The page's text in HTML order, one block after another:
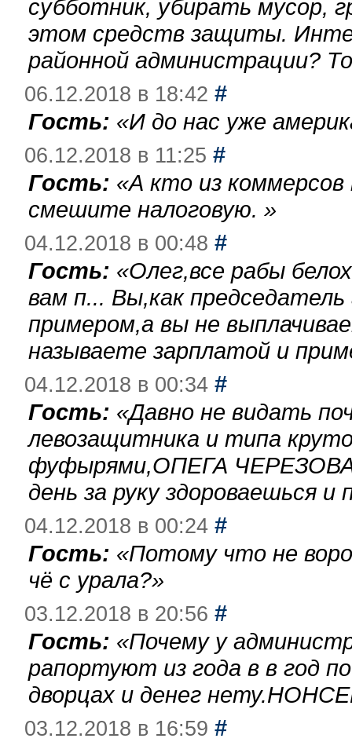
субботник, убирать мусор,
этом средств защиты.
районной администрации?
06.12.2018 в 18:42 #
Гость: «И до нас уже
06.12.2018 в 11:25 #
Гость: «А кто из
смешите налоговую. »
04.12.2018 в 00:48 #
Гость: «Олег,все рабы
вам п... Вы,как
примером,а вы не
называете зарплатой и
04.12.2018 в 00:34 #
Гость: «Давно не видать
левозащитника и типа
фуфырями,ОПЕГА
день за руку здороваешься
04.12.2018 в 00:24 #
Гость: «Потому что не
чё с урала?»
03.12.2018 в 20:56 #
Гость: «Почему у
рапортуют из года в в год
дворцах и денег
03.12.2018 в 16:59 #